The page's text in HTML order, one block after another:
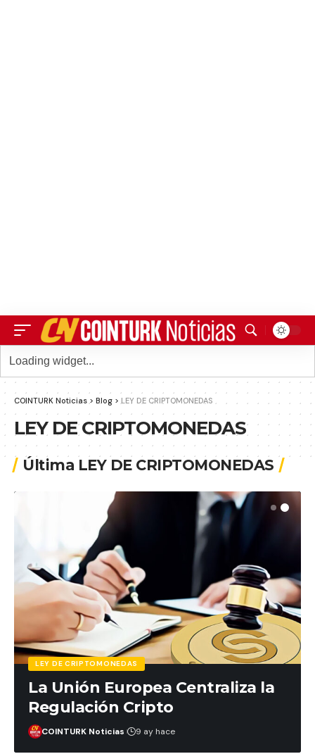
COINTURK Noticias > Blog > LEY DE CRIPTOMONEDAS
LEY DE CRIPTOMONEDAS
Última LEY DE CRIPTOMONEDAS
LEY DE CRIPTOMONEDAS
La Unión Europea Centraliza la
Regulación Cripto
COINTURK Noticias 9 ay hace